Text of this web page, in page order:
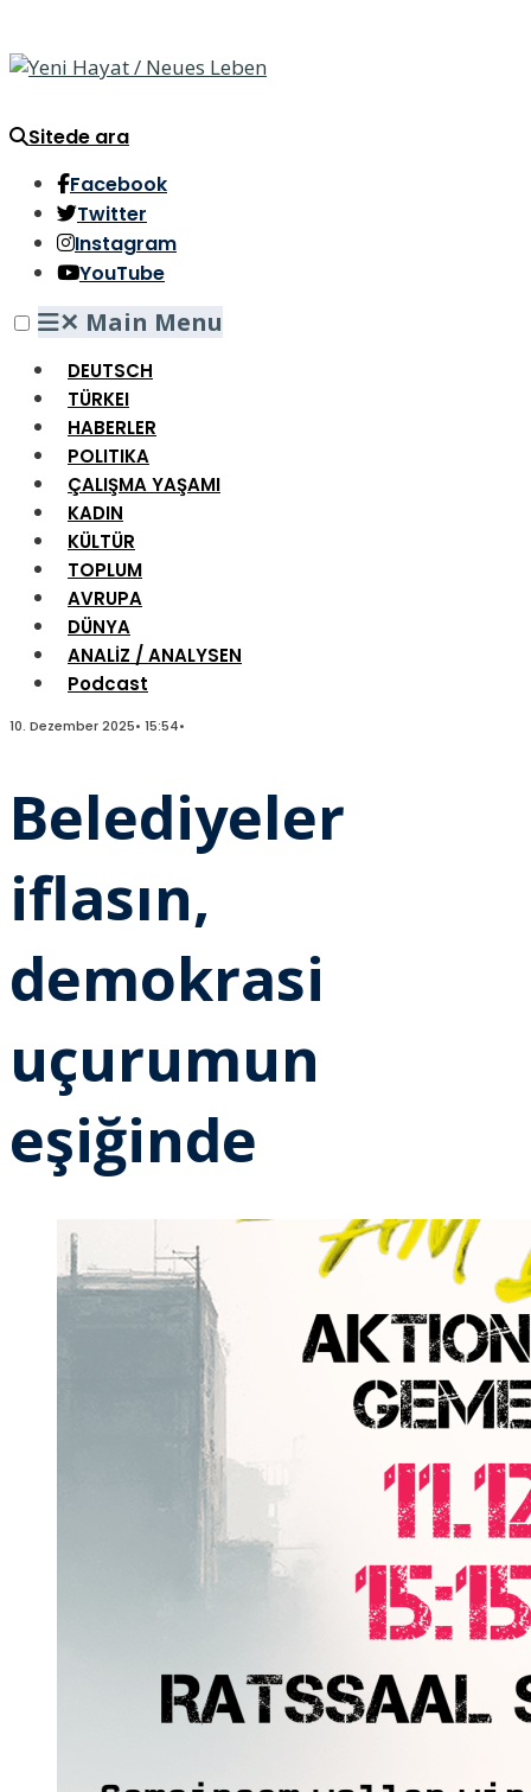
Sitede ara
Facebook
Twitter
Instagram
YouTube
✕ Main Menu
DEUTSCH
TÜRKEI
HABERLER
POLITIKA
ÇALIŞMA YAŞAMI
KADIN
KÜLTÜR
TOPLUM
AVRUPA
DÜNYA
ANALİZ / ANALYSEN
Podcast
10. Dezember 2025• 15:54•
Belediyeler
iflasın,
demokrasi
uçurumun
eşiğinde